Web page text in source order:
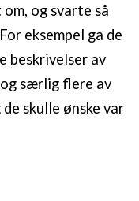
og svarte så
eksempel ga de
beskrivelser av
særlig flere av
skulle ønske var